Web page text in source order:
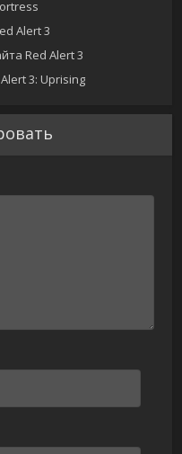
Alert 3
Red Alert 3
3: Uprising